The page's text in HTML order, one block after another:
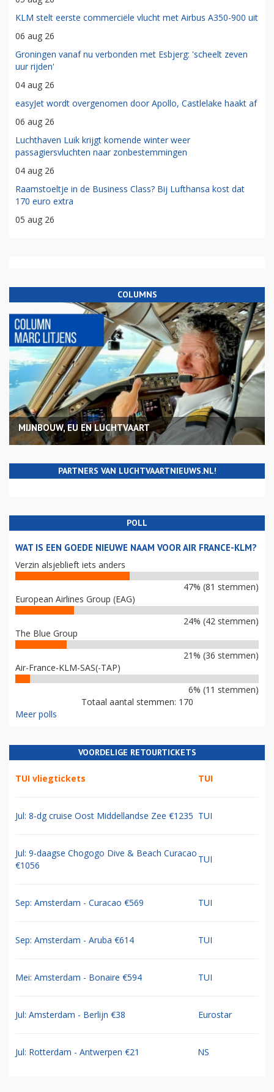
KLM stelt eerste commerciële vlucht met Airbus A350-900 uit
06 aug 26
Groningen vanaf nu verbonden met Esbjerg: 'scheelt zeven
uur rijden'
04 aug 26
easyJet wordt overgenomen door Apollo, Castlelake haakt af
06 aug 26
Luchthaven Luik krijgt komende winter weer
passagiersvluchten naar zonbestemmingen
04 aug 26
Raamstoeltje in de Business Class? Bij Lufthansa kost dat
170 euro extra
05 aug 26
COLUMNS
MIJNBOUW, EU EN LUCHTVAART
PARTNERS VAN LUCHTVAARTNIEUWS.NL!
POLL
WAT IS EEN GOEDE NIEUWE NAAM VOOR AIR FRANCE-KLM?
Verzin alsjeblieft iets anders
47% (81 stemmen)
European Airlines Group (EAG)
24% (42 stemmen)
The Blue Group
21% (36 stemmen)
Air-France-KLM-SAS(-TAP)
6% (11 stemmen)
Totaal aantal stemmen: 170
Meer polls
VOORDELIGE RETOURTICKETS
TUI vliegtickets TUI
Jul: 8-dg cruise Oost Middellandse Zee €1235 TUI
Jul: 9-daagse Chogogo Dive & Beach Curacao
€1056
TUI
Sep: Amsterdam - Curacao €569 TUI
Sep: Amsterdam - Aruba €614 TUI
Mei: Amsterdam - Bonaire €594 TUI
Jul: Amsterdam - Berlijn €38 Eurostar
Jul: Rotterdam - Antwerpen €21 NS